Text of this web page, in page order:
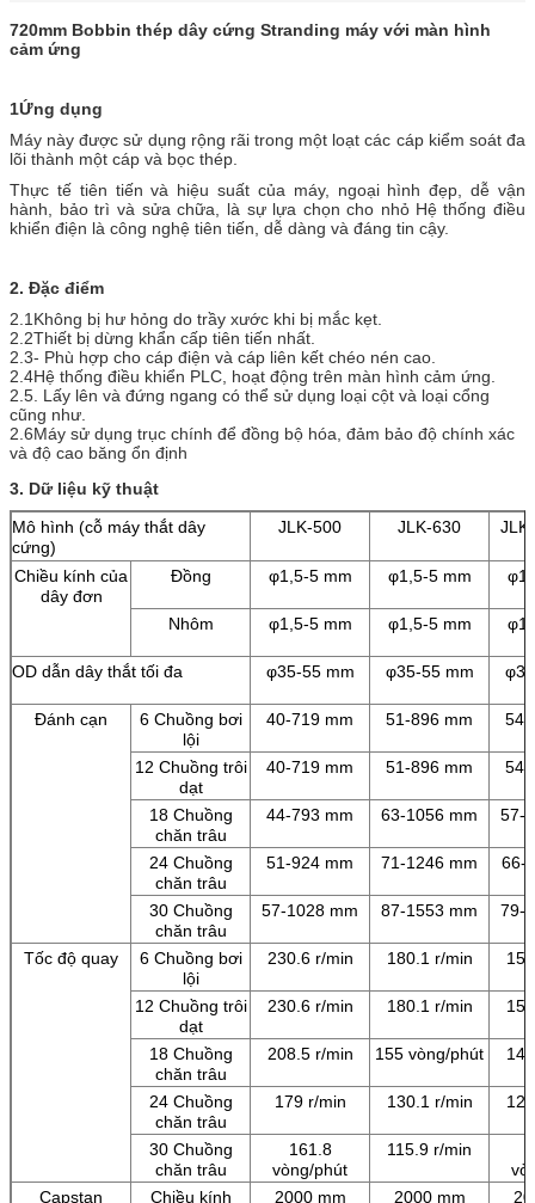
720mm Bobbin thép dây cứng Stranding máy với màn hình
cảm ứng
1Ứng dụng
Máy này được sử dụng rộng rãi trong một loạt các cáp kiểm soát đa
lõi thành một cáp và bọc thép.
Thực tế tiên tiến và hiệu suất của máy, ngoại hình đẹp, dễ vận
hành, bảo trì và sửa chữa, là sự lựa chọn cho nhỏ Hệ thống điều
khiển điện là công nghệ tiên tiến, dễ dàng và đáng tin cậy.
2. Đặc điểm
2.1Không bị hư hỏng do trầy xước khi bị mắc kẹt.
2.2Thiết bị dừng khẩn cấp tiên tiến nhất.
2.3- Phù hợp cho cáp điện và cáp liên kết chéo nén cao.
2.4Hệ thống điều khiển PLC, hoạt động trên màn hình cảm ứng.
2.5. Lấy lên và đứng ngang có thể sử dụng loại cột và loại cổng
cũng như.
2.6Máy sử dụng trục chính để đồng bộ hóa, đảm bảo độ chính xác
và độ cao băng ổn định
3. Dữ liệu kỹ thuật
Mô hình (cỗ máy thắt dây
cứng)
JLK-500 JLK-630
Chiều kính của
dây đơn
Đồng φ1,5-5 mm φ1,5-5 mm
Nhôm φ1,5-5 mm φ1,5-5 mm
OD dẫn dây thắt tối đa φ35-55 mm φ35-55 mm
Đánh cạn
6 Chuồng bơi
lội
40-719 mm 51-896 mm 54-
12 Chuồng trôi
dạt
40-719 mm 51-896 mm 54-
18 Chuồng
chăn trâu
44-793 mm 63-1056 mm 57-
24 Chuồng
chăn trâu
51-924 mm 71-1246 mm 66-
30 Chuồng
chăn trâu
57-1028 mm 87-1553 mm 79-
Tốc độ quay
6 Chuồng bơi
lội
230.6 r/min 180.1 r/min
12 Chuồng trôi
dạt
230.6 r/min 180.1 r/min
18 Chuồng
chăn trâu
208.5 r/min 155 vòng/phút
24 Chuồng
chăn trâu
179 r/min 130.1 r/min
30 Chuồng
chăn trâu
161.8
vòng/phút
115.9 r/min
Capstan
Chiều kính 2000 mm 2000 mm